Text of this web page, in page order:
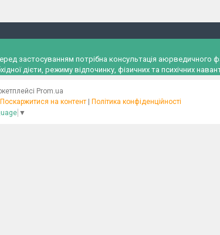
застосуванням потрібна консультація аюрведичного
дієти, режиму відпочинку, фізичних та психічних
Prom.ua
Поскаржитися на контент | Політика конфіденційності
▼